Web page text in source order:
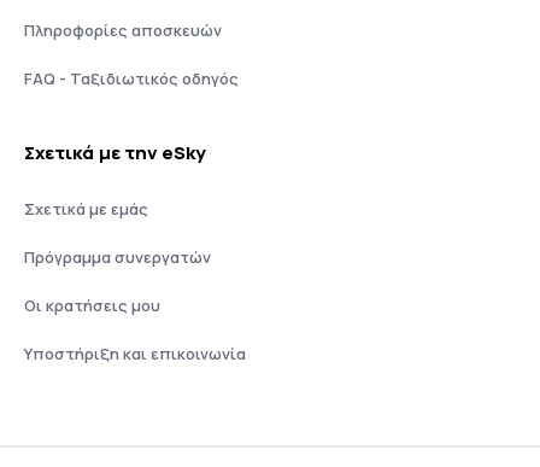
Πληροφορίες αποσκευών
FAQ - Ταξιδιωτικός οδηγός
Σχετικά με την eSky
Σχετικά με εμάς
Πρόγραμμα συνεργατών
Οι κρατήσεις μου
Υποστήριξη και επικοινωνία